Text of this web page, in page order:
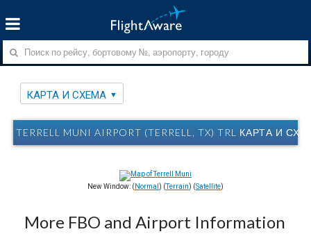
КАРТА И СХЕМА
TERRELL MUNI AIRPORT (TERRELL, TX) TRL КАРТА И
New Window: ( Normal ) (Terrain) (Satellite)
More FBO and Airport Information